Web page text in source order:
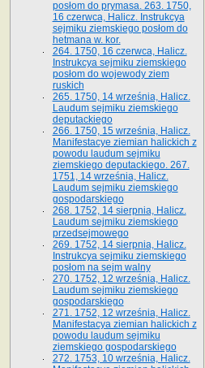
posłom do prymasa. 263. 1750,
16 czerwca, Halicz. Instrukcya
sejmiku ziemskiego posłom do
hetmana w. kor.
264. 1750, 16 czerwca, Halicz.
Instrukcya sejmiku ziemskiego
posłom do wojewody ziem
ruskich
265. 1750, 14 września, Halicz.
Laudum sejmiku ziemskiego
deputackiego
266. 1750, 15 września, Halicz.
Manifestacye ziemian halickich z
powodu laudum sejmiku
ziemskiego deputackiego. 267.
1751, 14 września, Halicz.
Laudum sejmiku ziemskiego
gospodarskiego
268. 1752, 14 sierpnia, Halicz.
Laudum sejmiku ziemskiego
przedsejmowego
269. 1752, 14 sierpnia, Halicz.
Instrukcya sejmiku ziemskiego
posłom na sejm walny
270. 1752, 12 września, Halicz.
Laudum sejmiku ziemskiego
gospodarskiego
271. 1752, 12 września, Halicz.
Manifestacya ziemian halickich z
powodu laudum sejmiku
ziemskiego gospodarskiego
272. 1753, 10 września, Halicz.